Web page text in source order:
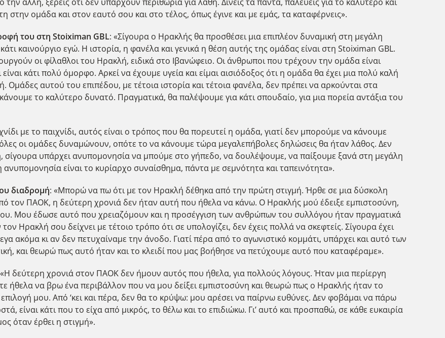
στην ομάδα και στον εαυτό σου και στο τέλος, όπως έγινε και με εμάς, τα καταφέρνεις».
του στη Stoiximan GBL: «Σίγουρα ο Ηρακλής θα προσθέσει μια επιπλέον δυναμική στη μεγάλη
καινούργιο εγώ. Η ιστορία, η φανέλα και γενικά η θέση αυτής της ομάδας είναι στη Stoiximan GBL.
οι φίλαθλοι του Ηρακλή, ειδικά στο Ιβανώφειο. Οι άνθρωποι που τρέχουν την ομάδα είναι
κάτι πολύ όμορφο. Αρκεί να έχουμε υγεία και είμαι αισιόδοξος ότι η ομάδα θα έχει μια πολύ καλή
αυτού του επιπέδου, με τέτοια ιστορία και τέτοια φανέλα, δεν πρέπει να αρκούνται στα
το καλύτερο δυνατό. Πραγματικά, θα παλέψουμε για κάτι σπουδαίο, για μια πορεία αντάξια του
με το παιχνίδι, αυτός είναι ο τρόπος που θα πορευτεί η ομάδα, γιατί δεν μπορούμε να κάνουμε
οι ομάδες δυναμώνουν, οπότε το να κάνουμε τώρα μεγαλεπήβολες δηλώσεις θα ήταν λάθος. Δεν
υπάρχει ανυπομονησία να μπούμε στο γήπεδο, να δουλέψουμε, να παίξουμε ξανά στη μεγάλη
είναι το κυρίαρχο συναίσθημα, πάντα με σεμνότητα και ταπεινότητα».
διαδρομή: «Μπορώ να πω ότι με τον Ηρακλή δέθηκα από την πρώτη στιγμή. Ήρθε σε μια δύσκολη
τον ΠΑΟΚ, η δεύτερη χρονιά δεν ήταν αυτή που ήθελα να κάνω. Ο Ηρακλής μού έδειξε εμπιστοσύνη,
Μου έδωσε αυτό που χρειαζόμουν και η προσέγγιση των ανθρώπων του συλλόγου ήταν πραγματικά
Ηρακλή σου δείχνει με τέτοιο τρόπο ότι σε υπολογίζει, δεν έχεις πολλά να σκεφτείς. Σίγουρα έχει
ακόμα κι αν δεν πετυχαίναμε την άνοδο. Γιατί πέρα από το αγωνιστικό κομμάτι, υπάρχει και αυτό των
και θεωρώ πως αυτό ήταν και το κλειδί που μας βοήθησε να πετύχουμε αυτό που καταφέραμε».
δεύτερη χρονιά στον ΠΑΟΚ δεν ήμουν αυτός που ήθελα, για πολλούς λόγους. Ήταν μια περίεργη
ήθελα να βρω ένα περιβάλλον που να μου δείξει εμπιστοσύνη και θεωρώ πως ο Ηρακλής ήταν το
μου. Από ‘κει και πέρα, δεν θα το κρύψω: μου αρέσει να παίρνω ευθύνες. Δεν φοβάμαι να πάρω
είναι κάτι που το είχα από μικρός, το θέλω και το επιδιώκω. Γι’ αυτό και προσπαθώ, σε κάθε ευκαιρία
όταν έρθει η στιγμή».